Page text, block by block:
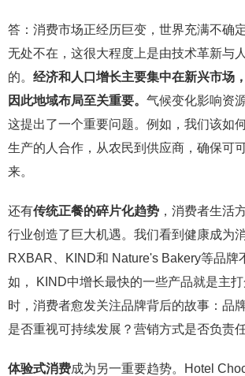
答：消费市场正经历巨变，世界充满不确
无处不在，这很大程度上是由技术革新与
的。 经济和人口增长主要集中在新兴市场
因此地域布局至关重要。 气候变化影响资
这提出了一个重要问题。例如，我们该如
生产的人合作，从农民到供应商，确保可
来。
还有传统正餐的碎片化趋势 ，消费者生活
行业创造了巨大机遇。我们看到健康成为
RXBAR、KIND和 Nature's Bakery等品牌
如， KIND中增长最快的一些产品就是主
时，消费者愈发关注品牌背后的故事：品
是否重视可持续发展？营销方式是否负责
体验式消费成为另一重要趋势。Hotel